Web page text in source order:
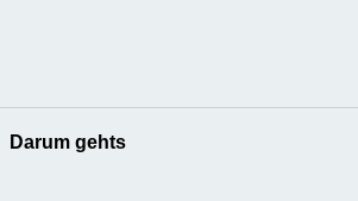
Darum gehts